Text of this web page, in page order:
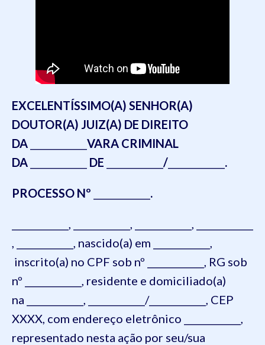
EXCELENTÍSSIMO(A) SENHOR(A)
DOUTOR(A) JUIZ(A) DE DIREITO
DA
VARA CRIMINAL
DA
DE / .
PROCESSO Nº .
, ____________, nascido(a) em ____________,
inscrito(a) no CPF sob nº ____________, RG sob
nº ____________, residente e domiciliado(a)
na ____________, ____________/____________, CEP
XXXX, com endereço eletrônico ____________,
representado nesta ação por seu/sua